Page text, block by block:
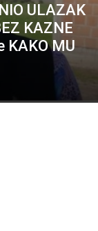
ULAZAK
KAZNE
KAKO MU